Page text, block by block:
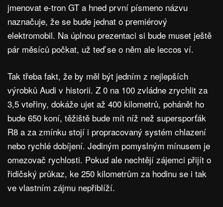
jmenovat e-tron GT a hned první písmeno názvu
naznačuje, že se bude jednat o premiérový
elektromobil. Na úplnou prezentaci si bude muset ještě
pár měsíců počkat, už teď se o něm ale leccos ví.
Tak třeba fakt, že by měl být jedním z nejlepších
výrobků Audi v historii. Z 0 na 100 zvládne zrychlit za
3,5 vteřiny, dokáže ujet až 400 kilometrů, pohánět ho
bude 650 koní, těžiště bude mít níž než supersporťák
R8 a za zmínku stojí i propracovaný systém chlazení
nebo rychlé dobíjení. Jediným pomyslným mínusem je
omezovač rychlosti. Pokud ale nechtějí zájemci přijít o
řidičský průkaz, ke 250 kilometrům za hodinu se i tak
ve vlastním zájmu nepřiblíží.